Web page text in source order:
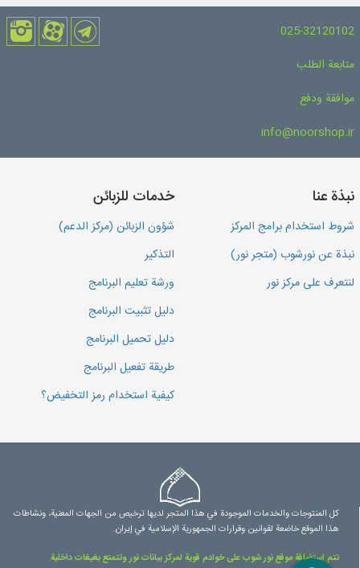
025-32120102
متابعة الطلب
موافقة ودفع
info@noorshop.ir
نبذة عنا
شروط استخدام برامج المركز
نبذة عن نورشوب (متجر نور)
لنتعرف على مركز نور
خدمات للزبائن
شؤون الزبائن (مركز الدعم)
التذكير
ورشة تعليم البرنامج
دليل تثبيت البرنامج
دليل تحميل البرنامج
طريقة تفعيل البرنامج
كيفية استخدام رمز التخفيض؟
كل المنتوجات والخدمات الموجودة في هذا المتجر لديها ترخيص من الجهات المعنية، ونشاطات
هذا الموقع خاضعة لقوانين وقرارات الجمهورية الإسلامية في إيران.
تتم استضافة موقع نور شوب على خوادم قوية لمركز بيانات نور وتتمتع بغيغات داخلية.